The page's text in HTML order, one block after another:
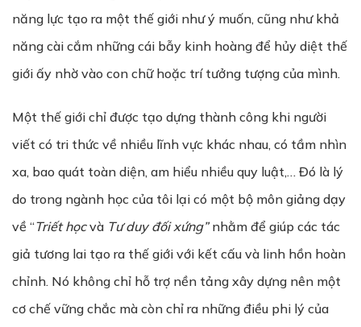
năng lực tạo ra một thế giới như ý muốn, cũng như khả
năng cài cắm những cái bẫy kinh hoàng để hủy diệt thế
giới ấy nhờ vào con chữ hoặc trí tưởng tượng của mình.
Một thế giới chỉ được tạo dựng thành công khi người
viết có tri thức về nhiều lĩnh vực khác nhau, có tầm nhìn
xa, bao quát toàn diện, am hiểu nhiều quy luật,… Đó là lý
do trong ngành học của tôi lại có một bộ môn giảng dạy
về “Triết họcvà Tưduy đối xứng”nhằm để giúp các tác
giả tương lai tạo ra thế giới với kết cấu và linh hồn hoàn
chỉnh. Nó không chỉ hỗ trợ nền tảng xây dựng nên một
cơ chế vững chắc mà còn chỉ ra những điều phi lý của